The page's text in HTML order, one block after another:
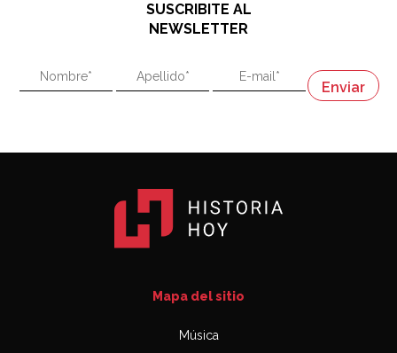
"En política, la estupidez no es una desventaja"
"En política, la estupidez no es una desventaja"
Napoleón
SUSCRIBITE AL
NEWSLETTER
Mapa del sitio
Música